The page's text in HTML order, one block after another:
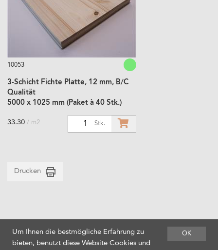
10053
3-Schicht Fichte Platte, 12 mm, B/C
Qualität
5000 x 1025 mm (Paket à 40 Stk.)
Stk.
33.30 / m2
Drucken
OK
Um Ihnen die bestmögliche Erfahrung zu
bieten, benutzt diese Website Cookies und